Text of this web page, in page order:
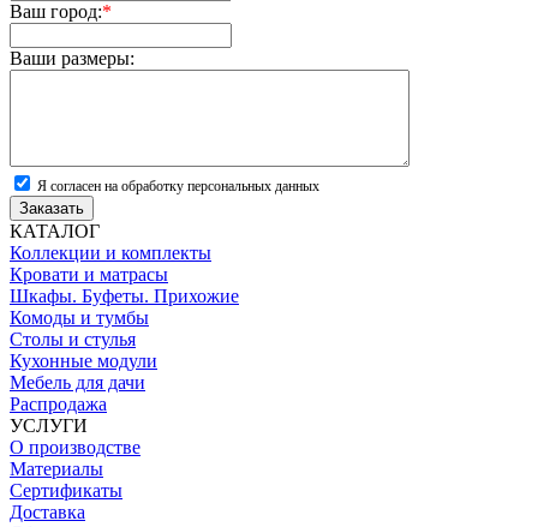
Ваш город:*
Ваши размеры:
Я согласен на обработку персональных данных
Заказать
КАТАЛОГ
Коллекции и комплекты
Кровати и матрасы
Шкафы. Буфеты. Прихожие
Комоды и тумбы
Столы и стулья
Кухонные модули
Мебель для дачи
Распродажа
УСЛУГИ
О производстве
Материалы
Сертификаты
Доставка